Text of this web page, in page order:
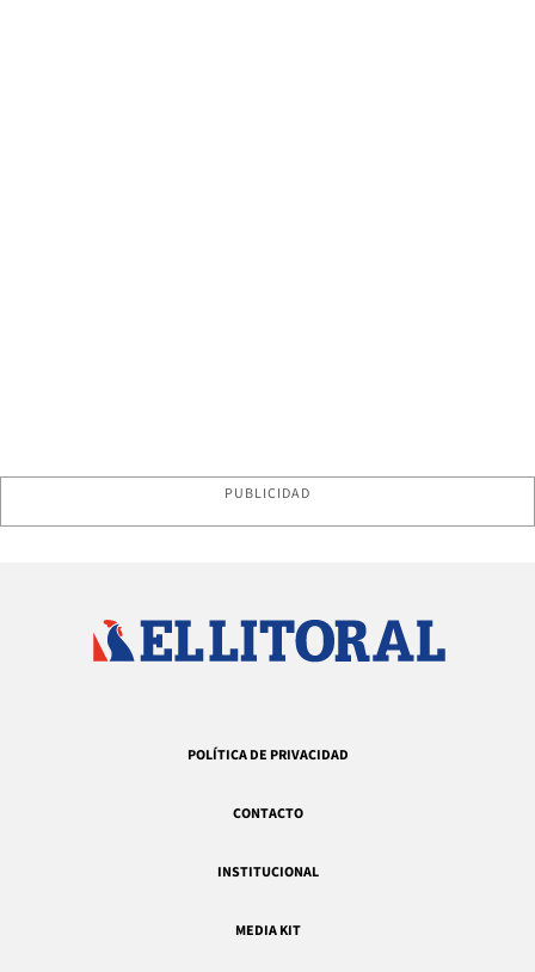
PUBLICIDAD
POLÍTICA DE PRIVACIDAD
CONTACTO
INSTITUCIONAL
MEDIA KIT